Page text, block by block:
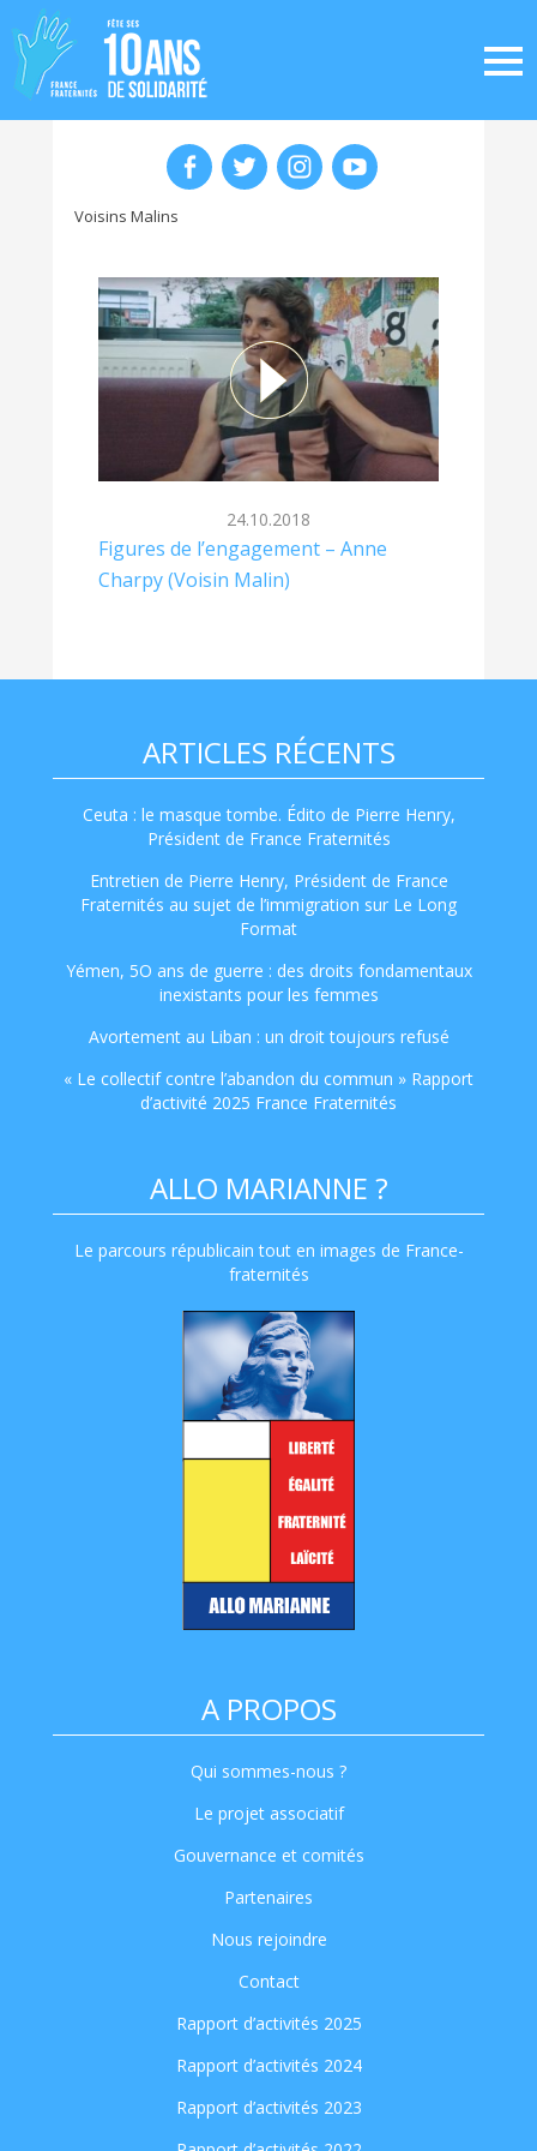
Voisins Malins
24.10.2018
Figures de l’engagement – Anne
Charpy (Voisin Malin)
ARTICLES RÉCENTS
Ceuta : le masque tombe. Édito de Pierre Henry,
Président de France Fraternités
Entretien de Pierre Henry, Président de France
Fraternités au sujet de l’immigration sur Le Long
Format
Yémen, 5O ans de guerre : des droits fondamentaux
inexistants pour les femmes
Avortement au Liban : un droit toujours refusé
« Le collectif contre l’abandon du commun » Rapport
d’activité 2025 France Fraternités
ALLO MARIANNE ?
Le parcours républicain tout en images de France-
fraternités
A PROPOS
Qui sommes-nous ?
Le projet associatif
Gouvernance et comités
Partenaires
Nous rejoindre
Contact
Rapport d’activités 2025
Rapport d’activités 2024
Rapport d’activités 2023